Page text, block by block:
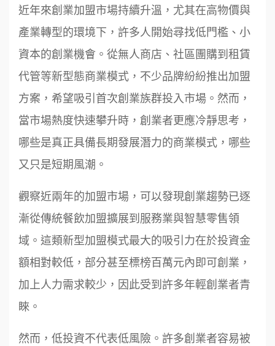
近年來創業加盟市場持續升溫，尤其在高物價與
產業轉型的環境下，許多人開始尋找低門檻、小
資本的創業機會。從無人商店、社區團購到租賃
代管等新型態商業模式，不少品牌紛紛推出加盟
方案，希望吸引首次創業族群投入市場。然而，
當市場熱度快速攀升時，創業者更應冷靜思考，
哪些是真正具備長期發展潛力的商業模式，哪些
又只是短期風潮。
觀察近兩年的加盟市場，可以發現創業趨勢已逐
漸從傳統餐飲加盟擴展到服務業與智慧零售領
域。這類新型加盟模式最大的吸引力在於投資金
額相對較低，部分甚至標榜百萬元內即可創業，
加上人力需求較少，因此受到許多年輕創業者青
睞。
然而，低投資不代表低風險。許多創業者容易被